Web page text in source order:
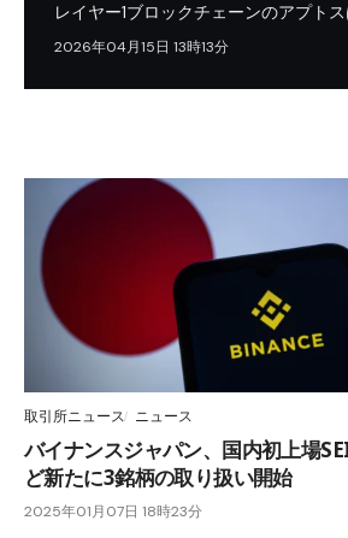
レイヤー1ブロックチェーンのアプト
2026年04月15日 13時13分
取引所ニュース ニュース
バイナンスジャパン、国内初上場
ど新たに3銘柄の取り扱い開始
2025年01月07日 18時23分